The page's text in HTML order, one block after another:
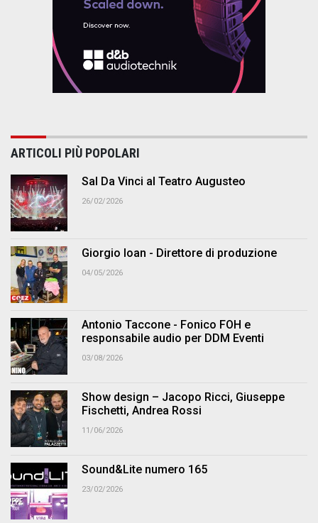
ARTICOLI PIÙ POPOLARI
Sal Da Vinci al Teatro Augusteo
26/02/2026
Giorgio Ioan - Direttore di produzione
04/05/2026
Antonio Taccone - Fonico FOH e
responsabile audio per DDM Eventi
03/08/2026
Show design – Jacopo Ricci, Giuseppe
Fischetti, Andrea Rossi
11/06/2026
Sound&Lite numero 165
23/02/2026